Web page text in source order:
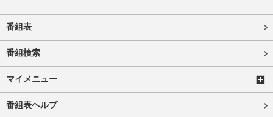
番組表
番組検索
マイメニュー
番組表ヘルプ